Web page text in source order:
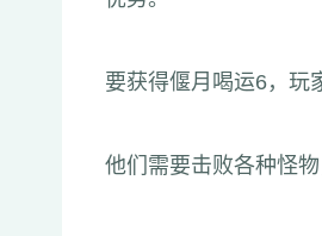
要获得偃月喝运6，玩
他们需要击败各种怪